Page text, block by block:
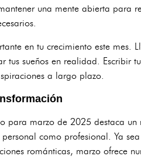
una mente abierta para
en tu crecimiento este mes.
tus sueños en realidad. Escribir
a largo plazo.
para marzo de 2025 destaca
como profesional. Ya
románticas, marzo ofrece